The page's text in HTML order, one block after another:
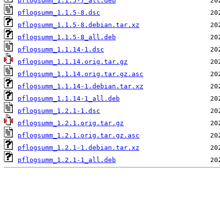
pflogsumm_1.1.5-8.dsc
pflogsumm_1.1.5-8.debian.tar.xz
pflogsumm_1.1.5-8_all.deb
pflogsumm_1.1.14-1.dsc
pflogsumm_1.1.14.orig.tar.gz
pflogsumm_1.1.14.orig.tar.gz.asc
pflogsumm_1.1.14-1.debian.tar.xz
pflogsumm_1.1.14-1_all.deb
pflogsumm_1.2.1-1.dsc
pflogsumm_1.2.1.orig.tar.gz
pflogsumm_1.2.1.orig.tar.gz.asc
pflogsumm_1.2.1-1.debian.tar.xz
pflogsumm_1.2.1-1_all.deb